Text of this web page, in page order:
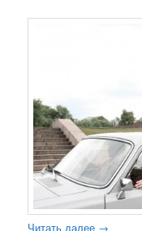
Читать далее →